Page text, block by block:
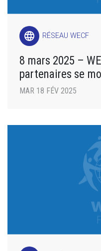
language RÉSEAU WECF
8 mars 2025 –
partenaires se
MAR 18 FÉV 2025